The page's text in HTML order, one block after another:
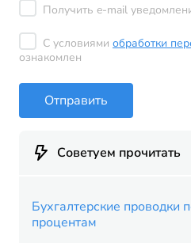
Получить e-mail
С условиями обработки
ознакомлен
Отправить
Советуем прочитать
Бухгалтерские проводки
процентам